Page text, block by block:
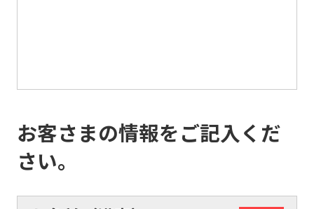
お客さまの情報をご記入くだ
さい。